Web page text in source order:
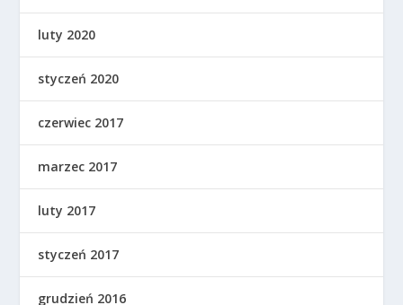
luty 2020
styczeń 2020
czerwiec 2017
marzec 2017
luty 2017
styczeń 2017
grudzień 2016